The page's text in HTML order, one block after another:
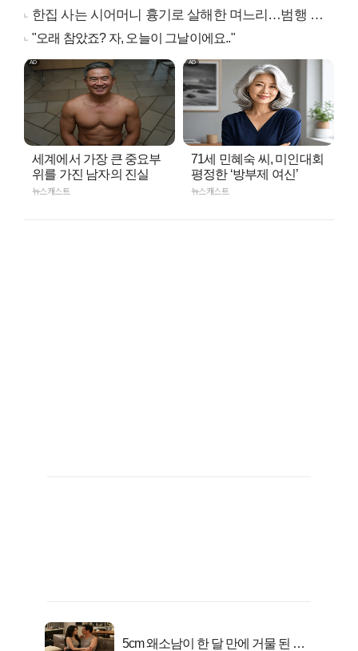
한집 사는 시어머니 흉기로 살해한 며느리…범행 동기는
"오래 참았죠? 자, 오늘이 그날이에요.."
세계에서 가장 큰 중요부
위를 가진 남자의 진실
뉴스캐스트
71세 민혜숙 씨, 미인대회
평정한 ‘방부제 여신’
뉴스캐스트
5cm 왜소남이 한 달 만에 거물 된 사